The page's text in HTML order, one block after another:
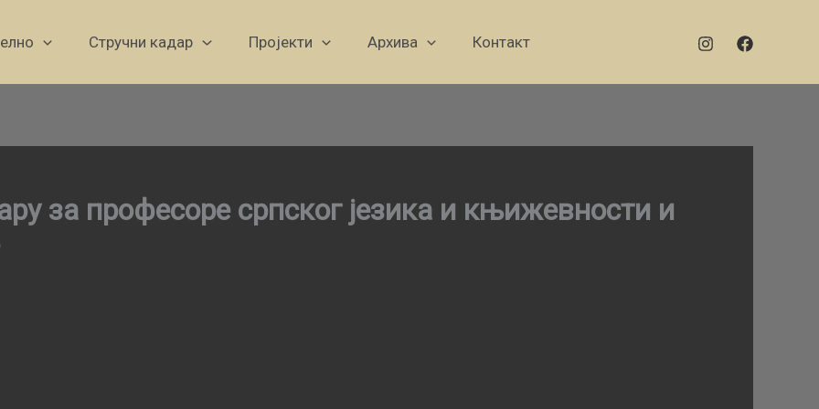
Стручни кадар Пројекти Архива Контакт
за професоре српског језика и књижевности и